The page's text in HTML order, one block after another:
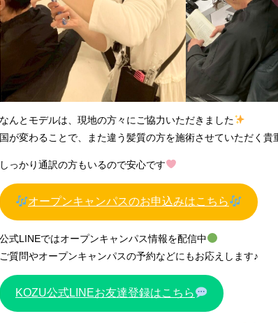
なんとモデルは、現地の方々にご協力いただきました
国が変わることで、また違う髪質の方を施術させていただく貴
しっかり通訳の方もいるので安心です
オープンキャンパスのお申込みはこちら
公式LINEではオープンキャンパス情報を配信中
ご質問やオープンキャンパスの予約などにもお応えします♪
KOZU公式LINEお友達登録はこちら